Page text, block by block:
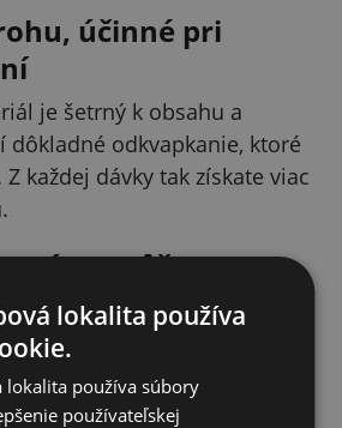
účinné pri
je šetrný k obsahu a
dôkladné odkvapkanie, ktoré
každej dávky tak získate viac
sa môžete
a precíznemu
spoľahlivým pomocníkom
výrobkov. Poslúži vám
lokalita používa
lokalita používa súbory
používateľskej